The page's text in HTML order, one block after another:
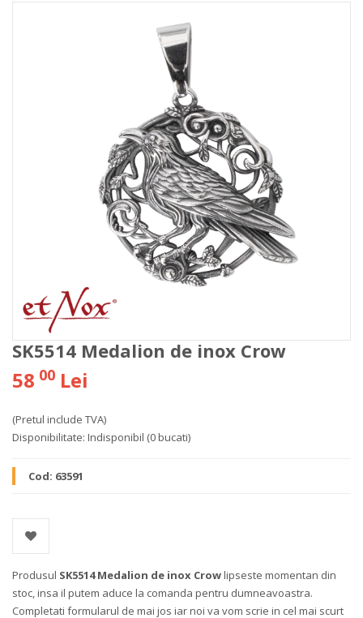
SK5514 Medalion de inox Crow
58 00 Lei
(Pretul include TVA)
Disponibilitate: Indisponibil (0 bucati)
Cod: 63591
Produsul SK5514 Medalion de inox Crowlipseste momentan din
stoc, insa il putem aduce la comanda pentru dumneavoastra.
Completati formularul de mai jos iar noi va vom scrie in cel mai scurt